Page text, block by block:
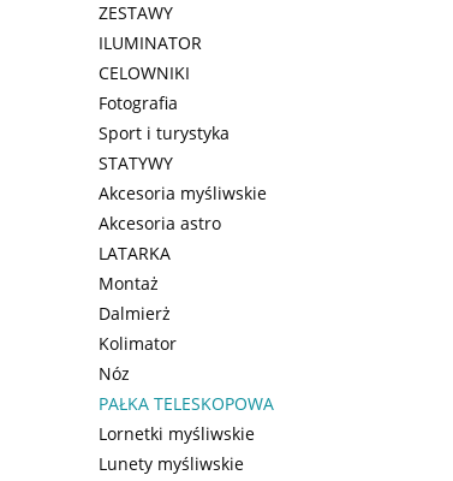
ZESTAWY
ILUMINATOR
CELOWNIKI
Fotografia
Sport i turystyka
STATYWY
Akcesoria myśliwskie
Akcesoria astro
LATARKA
Montaż
Dalmierż
Kolimator
Nóz
PAŁKA TELESKOPOWA
Lornetki myśliwskie
Lunety myśliwskie